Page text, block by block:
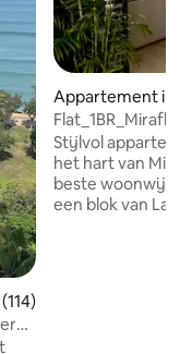
beoordeling van
Appartement in
Stijlvol
het hart van Miraflores
beste woonwijk
een blok van La